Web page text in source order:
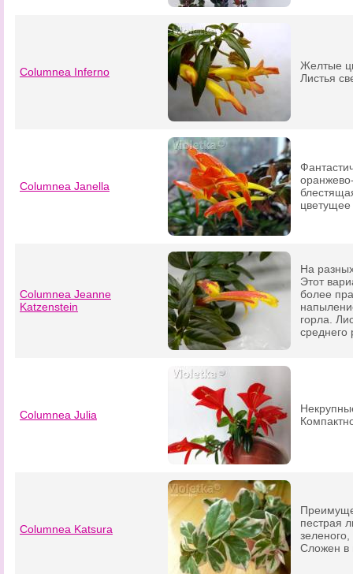
Columnea Inferno
Желтые
Листья
Columnea Janella
цветущее
Columnea Jeanne
Katzenstein
На
Этот
более
горла.
среднего
Columnea Julia
Columnea Katsura
пестрая
Сложен в